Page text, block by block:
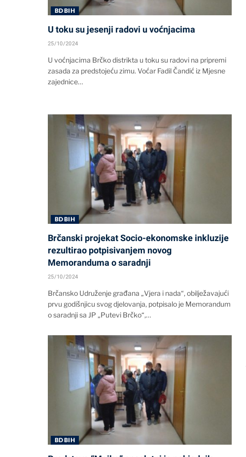
BD BIH
U toku su jesenji radovi u voćnjacima
25/10/2024
U voćnjacima Brčko distrikta u toku su radovi na pripremi
zasada za predstojeću zimu. Voćar Fadil Čandić iz Mjesne
zajednice…
BD BIH
Brčanski projekat Socio-ekonomske inkluzije
rezultirao potpisivanjem novog
Memoranduma o saradnji
25/10/2024
Brčansko Udruženje građana „Vjera i nada“, obilježavajući
prvu godišnjicu svog djelovanja, potpisalo je Memorandum
o saradnji sa JP „Putevi Brčko“,…
BD BIH